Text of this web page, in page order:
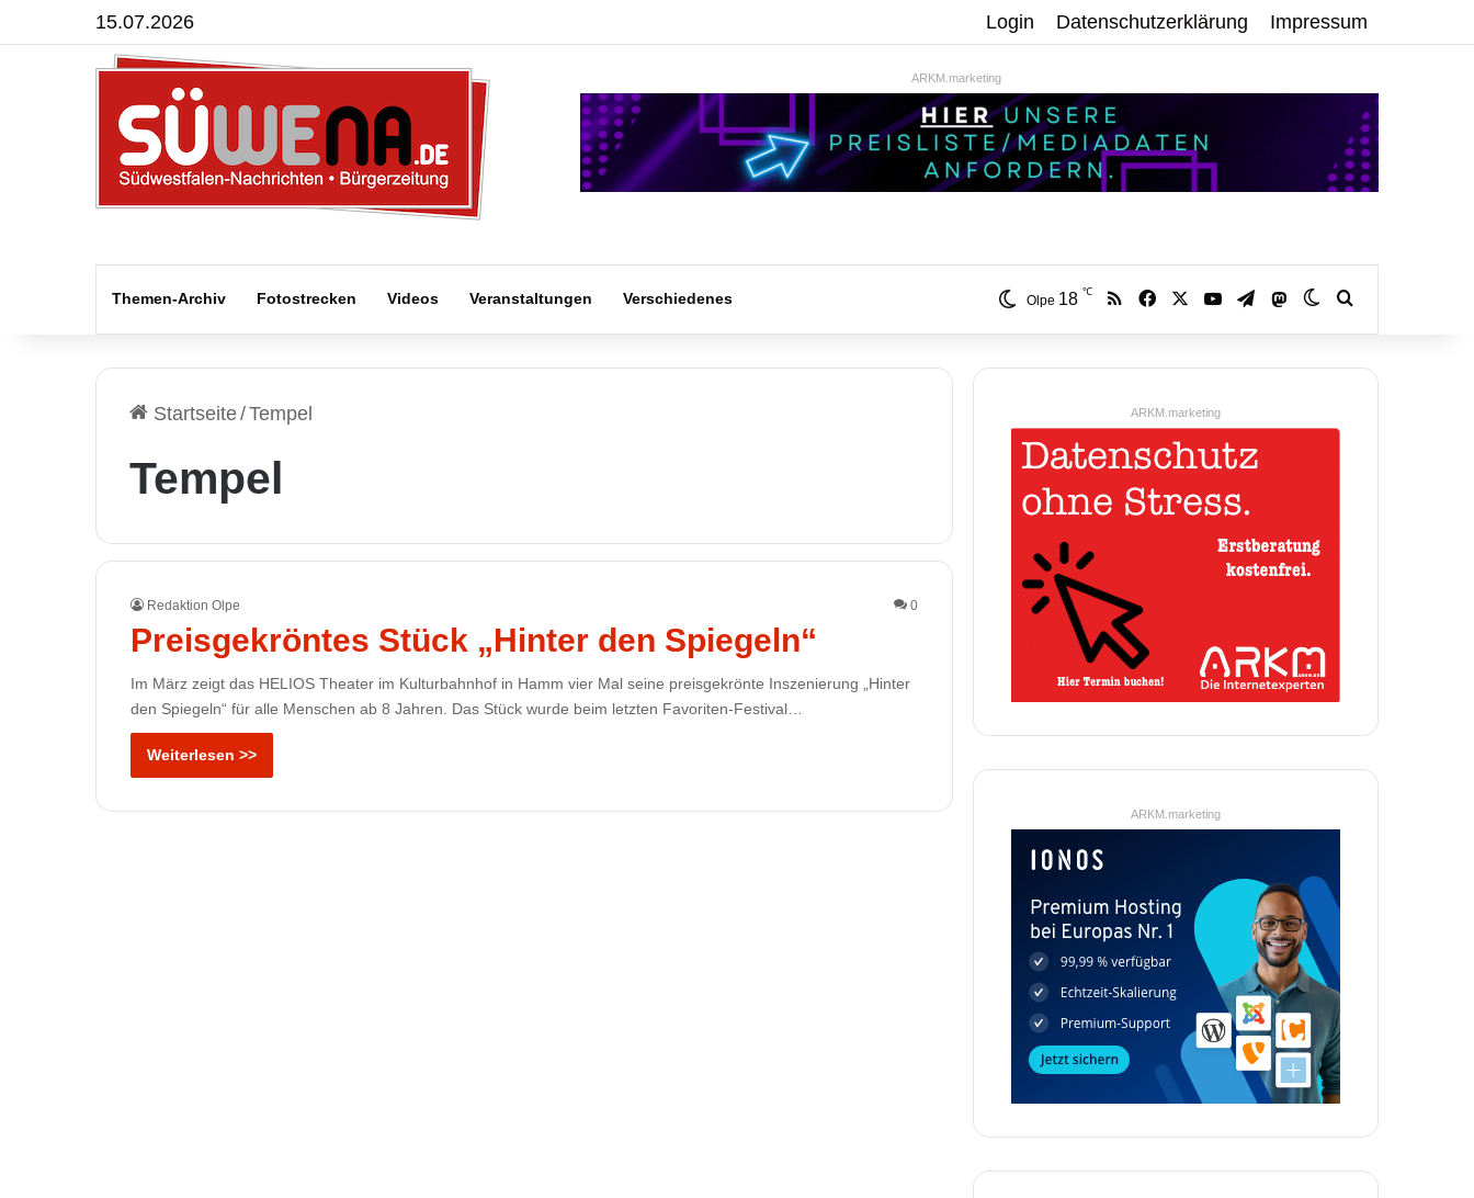
15.07.2026 Login Datenschutzerklärung Impressum
ARKM.marketing
Themen-Archiv Fotostrecken Videos Veranstaltungen Verschiedenes Olpe 18 ℃ RSS Facebook YouTubeTelegramMastodonSkin umschalten
Startseite/Tempel
Tempel
Redaktion Olpe 0
Preisgekröntes Stück „Hinter den Spiegeln“
Im März zeigt das HELIOS Theater im Kulturbahnhof in Hamm vier Mal seine preisgekrönte Inszenierung „Hinter
den Spiegeln“ für alle Menschen ab 8 Jahren. Das Stück wurde beim letzten Favoriten-Festival…
Weiterlesen >>
ARKM.marketing
ARKM.marketing